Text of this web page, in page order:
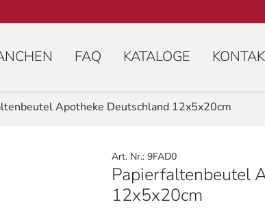
FAQ KATALOGE
Apotheke Deutschland 12x5x20cm
Art. Nr.: 9FAD0
Papierfaltenbeutel
12x5x20cm